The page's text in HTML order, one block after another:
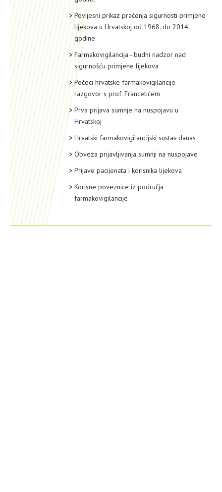
Povijesni prikaz praćenja sigurnosti primjene
lijekova u Hrvatskoj od 1968. do 2014.
godine
Farmakovigilancija - budni nadzor nad
sigurnošću primjene lijekova
Počeci hrvatske farmakovigilancije -
razgovor s prof. Francetićem
Prva prijava sumnje na nuspojavu u
Hrvatskoj
Hrvatski farmakovigilancijski sustav danas
Obveza prijavljivanja sumnji na nuspojave
Prijave pacijenata i korisnika lijekova
Korisne poveznice iz područja
farmakovigilancije